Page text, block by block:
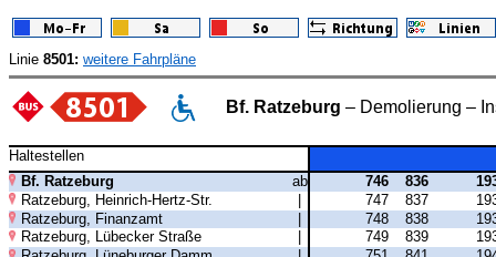
Linie 8501: weitere Fahrpläne
Bf. Ratzeburg – Demolierung –
Haltestellen
Bf. Ratzeburg
ab 746 836
Ratzeburg, Heinrich-Hertz-Str.
| 747 837
Ratzeburg, Finanzamt
| 748 838
Ratzeburg, Lübecker Straße
749 839